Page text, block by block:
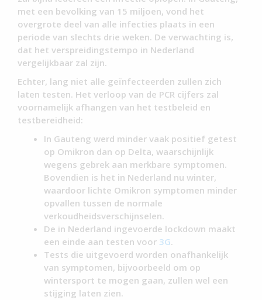
met een bevolking van 15 miljoen, vond het
overgrote deel van alle infecties plaats in een
periode van slechts drie weken. De verwachting is,
dat het verspreidingstempo in Nederland
vergelijkbaar zal zijn.
Echter, lang niet alle geïnfecteerden zullen zich
laten testen. Het verloop van de PCR cijfers zal
voornamelijk afhangen van het testbeleid en
testbereidheid:
In Gauteng werd minder vaak positief getest
op Omikron dan op Delta, waarschijnlijk
wegens gebrek aan merkbare symptomen.
Bovendien is het in Nederland nu winter,
waardoor lichte Omikron symptomen minder
opvallen tussen de normale
verkoudheidsverschijnselen.
De in Nederland ingevoerde lockdown maakt
een einde aan testen voor 3G.
Tests die uitgevoerd worden onafhankelijk
van symptomen, bijvoorbeeld om op
wintersport te mogen gaan, zullen wel een
stijging laten zien.